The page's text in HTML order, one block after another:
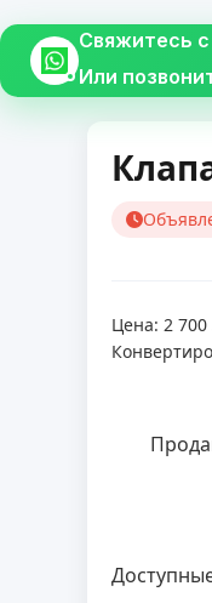
Свяжитесь
Или
Цена: 2 700